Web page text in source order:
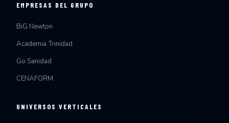
EMPRESAS DEL GRUPO
BiG Newton
Academia Trinidad
Go Sanidad
CENAFORM
UNIVERSOS VERTICALES